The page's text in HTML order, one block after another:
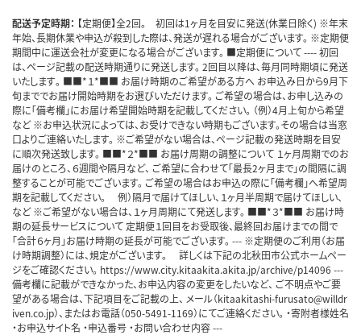
配送予定時期： 【定期便】全2回。 初回は1ヶ月を目安に発送(休業日除く) ※年末
年始、長期休業や申込が殺到した際は、発送が遅れる場合がございます。 ※定期便
期間中に運送会社が変更になる場合がございます。 ■定期便について ---- 初回
は、ページ記載の配送時期通りに発送します。 2回目以降は､毎月同時期頃に発送
いたします｡ ■■*１*■■ お届け時期のご希望がある方へ お申込み日から9月下
旬まででお届け開始時期をお選びいただけます。 ご希望の場合は、お申し込みの
際に「備考欄」にお届け希望開始時期を記載してください。 （例）4月上旬から希望
など ※お申込状況によっては、お受けできない時期もございます。その場合は当窓
口よりご連絡いたします。 ※ご希望がない場合は、ページ記載の発送時期を目安
に順次発送致します。 ■■*２*■■ お届け周期の調整について １ヶ月周期でのお
届けのところ、６週間や隔月など、 ご希望に合わせて「最長2ヶ月まで」の間隔に調
整することが可能でございます。 ご希望の場合はお申込の際に「備考欄」へ希望周
期を記載してください。 例）隔月で届けてほしい、１ヶ月半周期で届けてほしい、
など ※ご希望がない場合は、１ヶ月周期にて発送します。 ■■*３*■■ お届け時
期の延長サービスについて 定期便１回目をお受取後、最終回お届けまでの間で
「合計６ヶ月」お届け時期の延長が可能でございます。 --- ※定期便のご利用（お届
け時期調整）には、規定がございます。 詳しくは下記の北秋田市公式ホームペー
ジをご確認ください。 https://www.city.kitaakita.akita.jp/archive/p14096 ---
備考欄に記載ができなかった、お申込内容の変更をしたいなど、 ご不明点やご要
望がある場合は、下記項目をご記載の上、 メール（kitaakitashi-furusato@willdr
iven.co.jp）、またはお電話（050-5491-1169）にてご連絡ください。 ・寄附者様姓名
・お申込サイト名 ・申込番号 ・お問い合わせ内容 ---